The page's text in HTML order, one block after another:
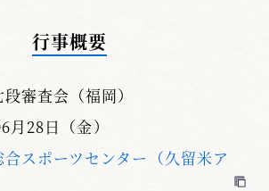
伸ばす審査にして頂きたい」と
気を引き締めて臨んだ。
、一・四・五・六・八・十本
三・六・八・九・十本目の六
不合格となった方々で今少し
じた点を記させて頂きます。
行事概要
審査会（福岡）
月28日（金）
合スポーツセンター（久留米ア